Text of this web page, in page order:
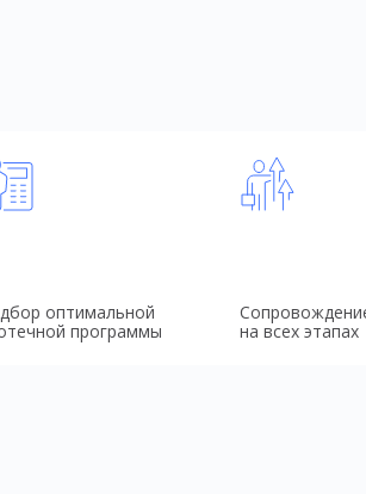
оптимальной
программы
на всех этапах